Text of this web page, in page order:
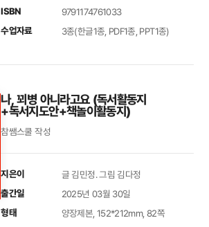
ISBN 9791174761033
수업자료 3종(한글1종, PDF1종, PPT1종)
나, 꾀병 아니라고요 (독서활동지
+독서지도안+책놀이활동지)
참쌤스쿨 작성
지은이 글 김민정. 그림 김다정
출간일 2025년 03월 30일
형태 양장제본, 152*212mm, 82쪽